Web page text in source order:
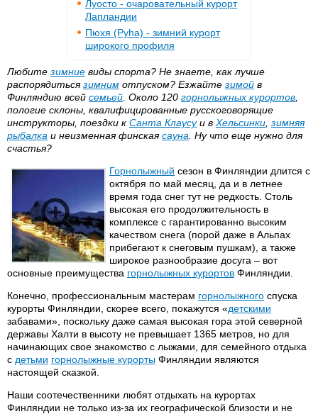
Луосто - очаровательный курорт
Лапландии
Пюхя (Pyha) - зимний курорт
широкого профиля
Любите зимние виды спорта? Не знаете, как лучше
распорядитьсязимним отпуском? Езжайте зимой в
Финляндию всей семьей . Около 120 горнолыжных курортов
пологие склоны, квалифицированные русскоговорящие
инструкторы, поездки к Санта Клаусуи в Хельсинки зимняя
рыбалка и неизменная финскаясауна . Ну что еще нужно для
счастья?
Горнолыжный сезон в Финляндии длится с
октября по май месяц, да и в летнее
время года снег тут не редкость. Столь
высокая его продолжительность в
комплексе с гарантированно высоким
качеством снега (порой даже в Альпах
прибегают к снеговым пушкам), а также
широкое разнообразие досуга – вот
основные преимущества горнолыжных курортов Финляндии.
Конечно, профессиональным мастерам горнолыжного спуска
курорты Финляндии, скорее всего, покажутся «детскими
забавами», поскольку даже самая высокая гора этой северной
державы Халти в высоту не превышает 1365 метров, но для
начинающих свое знакомство с лыжами, для семейного отдыха
с детьми горнолыжные курорты Финляндии являются
настоящей сказкой.
Наши соотечественники любят отдыхать на курортах
Финляндии не только из-за их географической близости и не